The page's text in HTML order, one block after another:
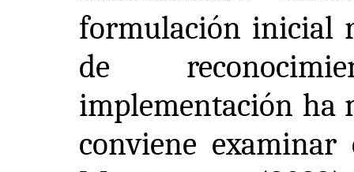
formulación inicial
de
implementación ha
conviene